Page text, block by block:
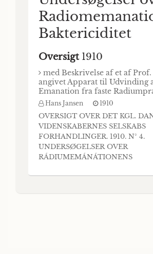
Baktericiditet
Oversigt 1910
med Beskrivelse af et af
angivet Apparat til Udvinding
Emanation fra faste
Hans Jansen 1910
OVERSIGT OVER DET KGL.
VIDENSKABERNES SELSKABS
FORHANDLINGER. 1910. N° 4.
UNDERSØGELSER OVER
RÁDIUMEMÁNÁTIONENS
Prof. K. Prytz angivet Apparat til